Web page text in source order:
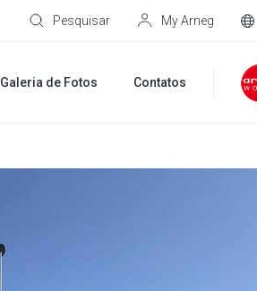
Pesquisar My Arneg
Galeria de Fotos Contatos